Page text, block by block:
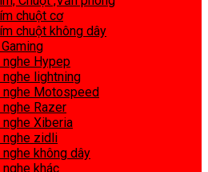
chuột cơ
chuột không dây
nghe Hypep
nghe lightning
nghe Motospeed
nghe Razer
nghe Xiberia
nghe zidli
nghe không dây
nghe khác